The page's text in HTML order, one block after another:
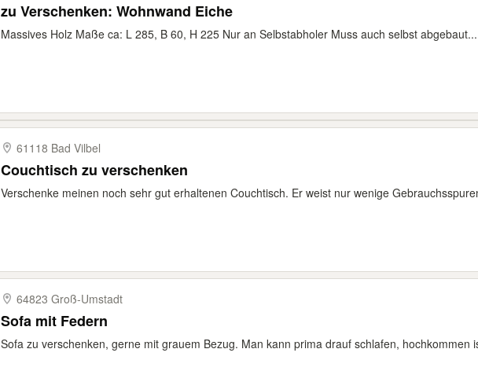
zu Verschenken: Wohnwand Eiche
Massives Holz Maße ca: L 285, B 60, H 225 Nur an Selbstabholer Muss auch selbst abgebaut...
61118 Bad Vilbel
Couchtisch zu verschenken
Verschenke meinen noch sehr gut erhaltenen Couchtisch. Er weist nur wenige
64823 Groß-​Umstadt
Sofa mit Federn
Sofa zu verschenken, gerne mit grauem Bezug. Man kann prima drauf schlafen, hochkommen